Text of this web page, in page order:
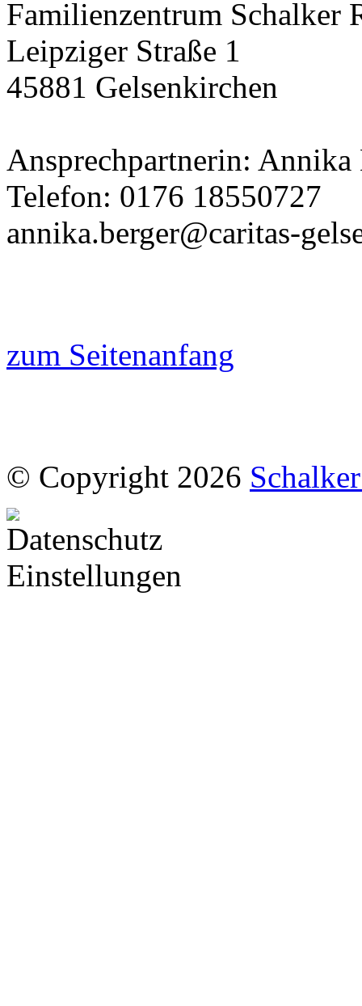
Familienzentrum Schalker
Leipziger Straße 1
45881 Gelsenkirchen
Ansprechpartnerin: Annika
Telefon: 0176 18550727
annika.berger@caritas-
zum Seitenanfang
© Copyright 2026